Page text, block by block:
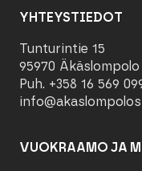
YHTEYSTIEDOT
Tunturintie 15
95970 Äkäslompolo
Puh. +358 16 569
VUOKRAAMO JA